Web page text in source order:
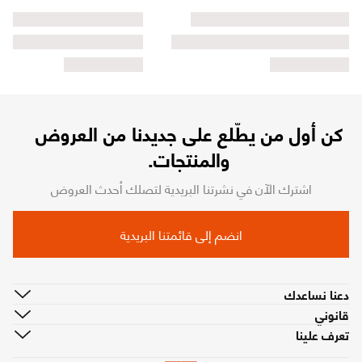
كن أول من يطّلع على جديدنا من العروض
والمنتجات.
اشترك الآن في نشرتنا البريدية لتصلك أحدث العروض
انضم إلى قائمتنا البريدية
دعنا نساعدك
قانوني
تعرف علينا